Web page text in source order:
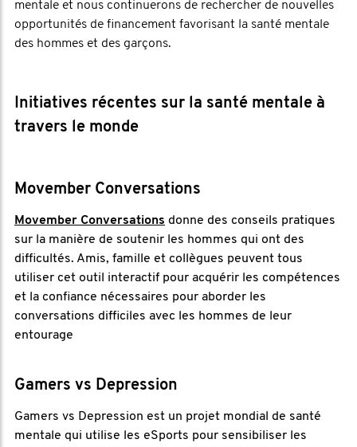
mentale et nous continuerons de rechercher de nouvelles
opportunités de financement favorisant la santé mentale
des hommes et des garçons.
Initiatives récentes sur la santé mentale à
travers le monde
Movember Conversations
Movember Conversations donne des conseils pratiques
sur la manière de soutenir les hommes qui ont des
difficultés. Amis, famille et collègues peuvent tous
utiliser cet outil interactif pour acquérir les compétences
et la confiance nécessaires pour aborder les
conversations difficiles avec les hommes de leur
entourage
Gamers vs Depression
Gamers vs Depression est un projet mondial de santé
mentale qui utilise les eSports pour sensibiliser les